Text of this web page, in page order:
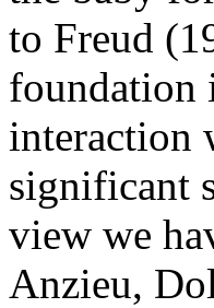
to Freud
foundation
interaction
significant
view we
Anzieu,